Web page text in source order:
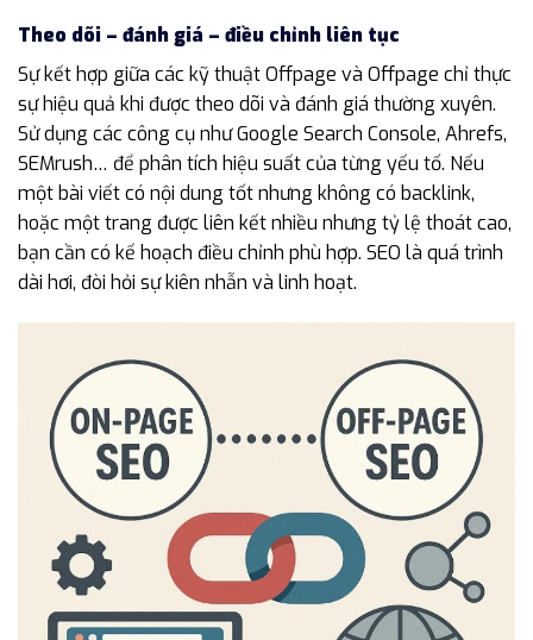
Theo dõi – đánh giá – điều chỉnh liên tục
Sự kết hợp giữa các kỹ thuật Offpage và Offpage chỉ thực
sự hiệu quả khi được theo dõi và đánh giá thường xuyên.
Sử dụng các công cụ như Google Search Console, Ahrefs,
SEMrush… để phân tích hiệu suất của từng yếu tố. Nếu
một bài viết có nội dung tốt nhưng không có backlink,
hoặc một trang được liên kết nhiều nhưng tỷ lệ thoát cao,
bạn cần có kế hoạch điều chỉnh phù hợp. SEO là quá trình
dài hơi, đòi hỏi sự kiên nhẫn và linh hoạt.